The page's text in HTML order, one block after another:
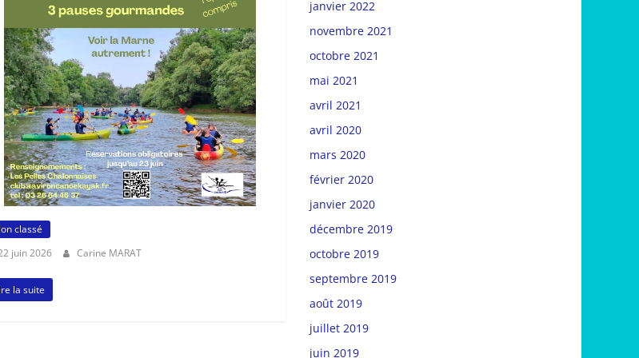
classé
juin 2026
Carine MARAT
la suite
janvier 2022
novembre 2021
octobre 2021
mai 2021
avril 2021
avril 2020
mars 2020
février 2020
janvier 2020
décembre 2019
octobre 2019
septembre 2019
août 2019
juillet 2019
juin 2019